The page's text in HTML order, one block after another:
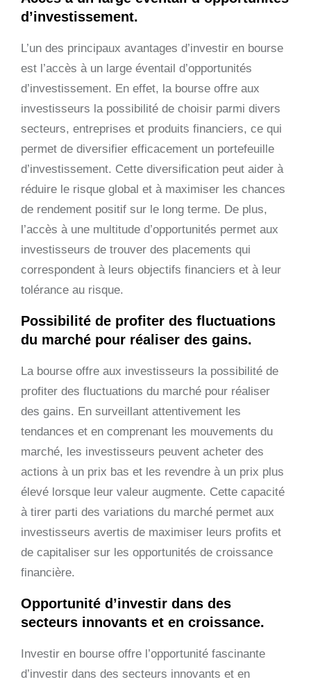
d’investissement.
L’un des principaux avantages d’investir en bourse
est l’accès à un large éventail d’opportunités
d’investissement. En effet, la bourse offre aux
investisseurs la possibilité de choisir parmi divers
secteurs, entreprises et produits financiers, ce qui
permet de diversifier efficacement un portefeuille
d’investissement. Cette diversification peut aider à
réduire le risque global et à maximiser les chances
de rendement positif sur le long terme. De plus,
l’accès à une multitude d’opportunités permet aux
investisseurs de trouver des placements qui
correspondent à leurs objectifs financiers et à leur
tolérance au risque.
Possibilité de profiter des fluctuations
du marché pour réaliser des gains.
La bourse offre aux investisseurs la possibilité de
profiter des fluctuations du marché pour réaliser
des gains. En surveillant attentivement les
tendances et en comprenant les mouvements du
marché, les investisseurs peuvent acheter des
actions à un prix bas et les revendre à un prix plus
élevé lorsque leur valeur augmente. Cette capacité
à tirer parti des variations du marché permet aux
investisseurs avertis de maximiser leurs profits et
de capitaliser sur les opportunités de croissance
financière.
Opportunité d’investir dans des
secteurs innovants et en croissance.
Investir en bourse offre l’opportunité fascinante
d’investir dans des secteurs innovants et en